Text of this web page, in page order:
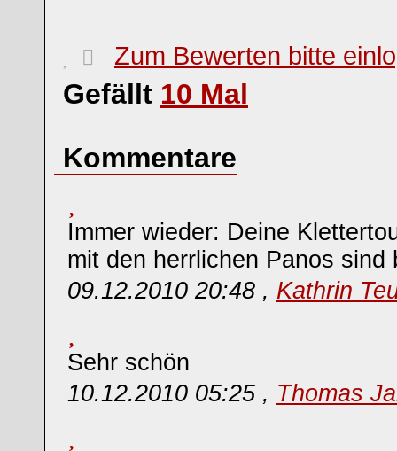
Zum Bewerten bitte
Gefällt 10 Mal
Kommentare
Immer wieder: Deine
mit den herrlichen Panos sind
09.12.2010 20:48 , Kathrin
Sehr schön
10.12.2010 05:25 , Thomas